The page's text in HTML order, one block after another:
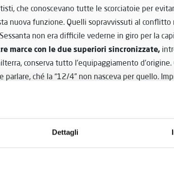
Dettagli
che conoscevano tutte le scorciatoie per
nuova funzione. Quelli sopravvissuti al
non era difficile vederne in giro per la
marce con le due superiori sincronizzate,
conserva tutto l’equipaggiamento
ché la “12/4” non nasceva per quello.
l’orecchio; un po’ per questo e un po’ per la
comunque, ha scarrozzato noi, lo staff del
perdere un colpo. Sarà il caso di cominciare a
guida è molto spartano e decisamente